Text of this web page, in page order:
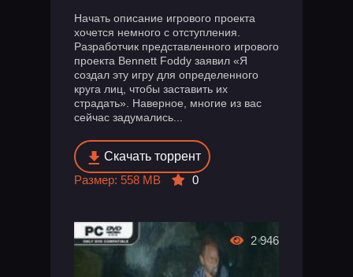
Начать описание игрового проекта
хочется немного с отступления.
Разработчик представленного игрового
проекта Bennett Foddy заявил «Я
создал эту игру для определенного
круга лиц, чтобы заставить их
страдать». Наверное, многие из вас
сейчас задумались...
Скачать торрент
Размер: 558 MB
0
2 946